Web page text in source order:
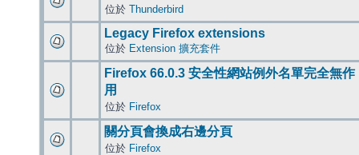
位於 Thunderbird
Legacy Firefox extensions
位於 Extension 擴充套件
Firefox 66.0.3 安全性網站例外名單完全無作
用
位於 Firefox
關分頁會換成右邊分頁
位於 Firefox